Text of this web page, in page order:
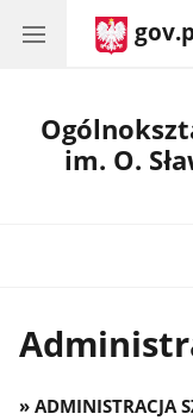
im. O.
» ADMINISTRACJA